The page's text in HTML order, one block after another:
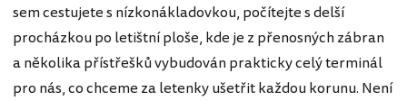
sem cestujete s nízkonákladovkou, počítejte s delší
procházkou po letištní ploše, kde je z přenosných zábran
a několika přístřešků vybudován prakticky celý terminál
pro nás, co chceme za letenky ušetřit každou korunu. Není